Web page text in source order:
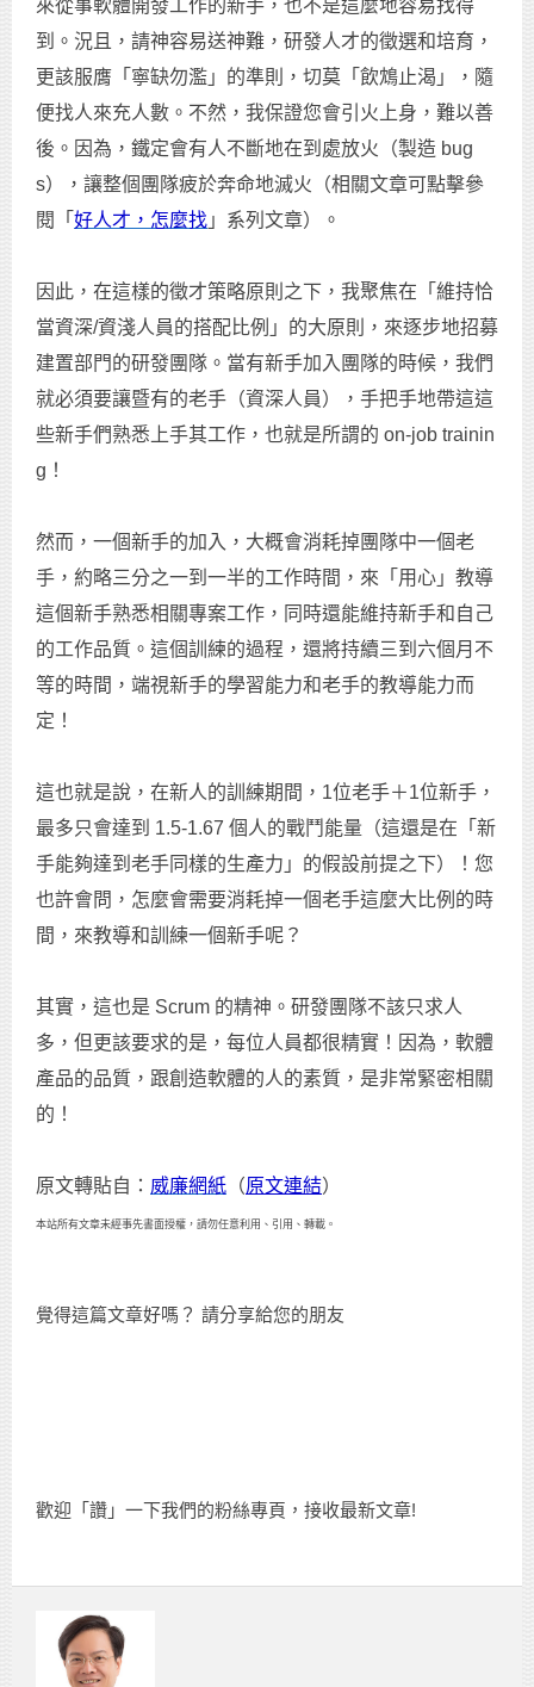
來從事軟體開發工作的新手，也不是這麼地容易找得
到。況且，請神容易送神難，研發人才的徵選和培育，
更該服膺「寧缺勿濫」的準則，切莫「飲鴆止渴」，隨
便找人來充人數。不然，我保證您會引火上身，難以善
後。因為，鐵定會有人不斷地在到處放火（製造 bug
s），讓整個團隊疲於奔命地滅火（相關文章可點擊參
閱「 好人才，怎麼找 」系列文章）。
因此，在這樣的徵才策略原則之下，我聚焦在「維持恰
當資深/資淺人員的搭配比例」的大原則，來逐步地招募
建置部門的研發團隊。當有新手加入團隊的時候，我們
就必須要讓暨有的老手（資深人員），手把手地帶這這
些新手們熟悉上手其工作，也就是所謂的 on-job trainin
g！
然而，一個新手的加入，大概會消耗掉團隊中一個老
手，約略三分之一到一半的工作時間，來「用心」教導
這個新手熟悉相關專案工作，同時還能維持新手和自己
的工作品質。這個訓練的過程，還將持續三到六個月不
等的時間，端視新手的學習能力和老手的教導能力而
定！
這也就是說，在新人的訓練期間，1位老手＋1位新手，
最多只會達到 1.5-1.67 個人的戰鬥能量（這還是在「新
手能夠達到老手同樣的生產力」的假設前提之下）！您
也許會問，怎麼會需要消耗掉一個老手這麼大比例的時
間，來教導和訓練一個新手呢？
其實，這也是 Scrum 的精神。研發團隊不該只求人
多，但更該要求的是，每位人員都很精實！因為，軟體
產品的品質，跟創造軟體的人的素質，是非常緊密相關
的！
原文轉貼自： 威廉網紙 （原文連結）
本站所有文章未經事先書面授權，請勿任意利用、引用、轉載。
覺得這篇文章好嗎？ 請分享給您的朋友
歡迎「讚」一下我們的粉絲專頁，接收最新文章!